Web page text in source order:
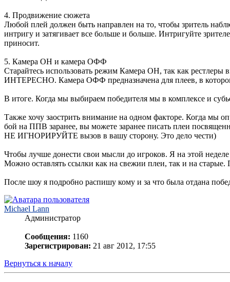
4. Продвижение сюжета
Любой плей должен быть направлен на то, чтобы зритель
интригу и затягивает все больше и больше. Интригуйте
приносит.
5. Камера ОН и камера ОФФ
Старайтесь использовать режим Камера ОН, так как
ИНТЕРЕСНО. Камера ОФФ предназначена для плеев, в
В итоге. Когда мы выбираем победителя мы в комплексе и
Также хочу заострить внимание на одном факторе. Когда мы
бой на ППВ заранее, вы можете заранее писать плеи
НЕ ИГНОРИРУЙТЕ вызов в вашу сторону. Это дело чести)
Чтобы лучше донести свои мысли до игроков. Я на этой
Можно оставлять ссылки как на свежии плеи, так и на старые.
После шоу я подробно распишу кому и за что была отдана
Michael Lann
Администратор
Сообщения: 1160
Зарегистрирован: 21 авг 2012, 17:55
Вернуться к началу